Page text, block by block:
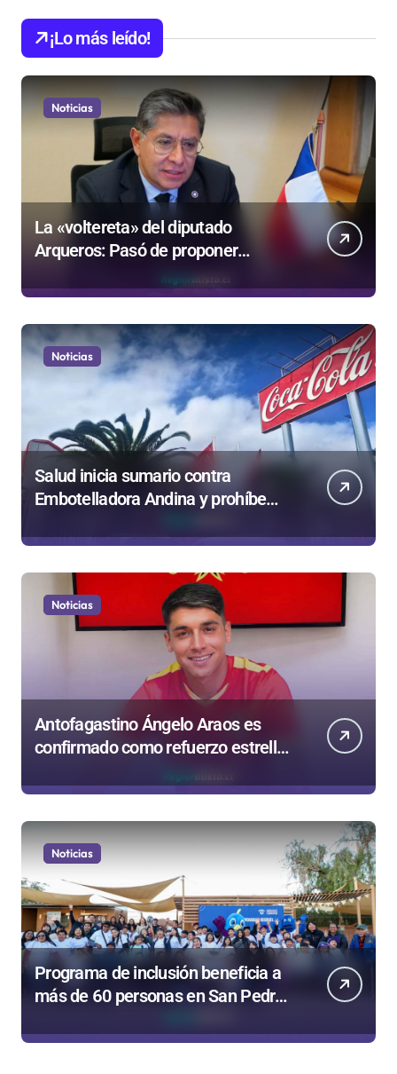
¡Lo más leído!
Noticias
La «voltereta» del diputado
Arqueros: Pasó de proponer
privatizar Codelco a defender una
empresa 100% estatal
Noticias
Salud inicia sumario contra
Embotelladora Andina y prohíbe
laborales
Noticias
Antofagastino Ángelo Araos es
confirmado como refuerzo estrella
Noticias
Programa de inclusión beneficia a
más de 60 personas en San Pedro